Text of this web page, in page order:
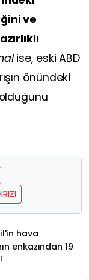
ve
ise, eski ABD
önündeki
hava
enkazından 19